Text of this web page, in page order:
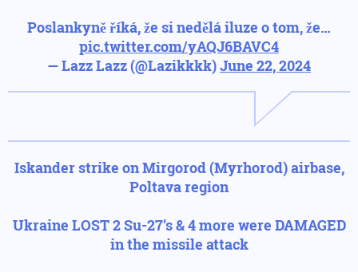
Poslankyně říká, že si nedělá iluze o tom, že…
pic.twitter.com/yAQJ6BAVC4
— Lazz Lazz (@Lazikkkk)June 22, 2024
Iskander strike on Mirgorod (Myrhorod) airbase,
Poltava region
Ukraine LOST 2 Su-27’s & 4 more were DAMAGED
in the missile attack